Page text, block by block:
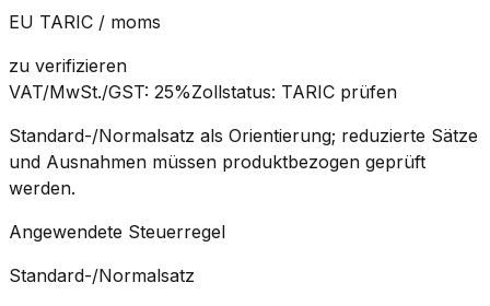
EU TARIC / moms
zu verifizieren
VAT/MwSt./GST: 25%Zollstatus: TARIC prüfen
Standard-/Normalsatz als Orientierung; reduzierte Sätze
und Ausnahmen müssen produktbezogen geprüft
werden.
Angewendete Steuerregel
Standard-/Normalsatz